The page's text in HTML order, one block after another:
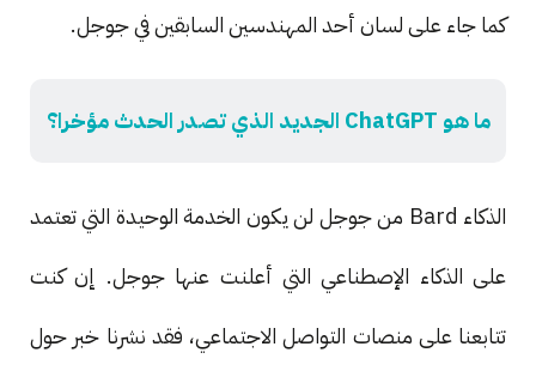
كما جاء على لسان أحد المهندسين السابقين في جوجل.
ما هو ChatGPT الجديد الذي تصدر الحدث مؤخرا؟
الذكاء Bard من جوجل لن يكون الخدمة الوحيدة التي تعتمد
على الذكاء الإصطناعي التي أعلنت عنها جوجل. إن كنت
تتابعنا على منصات التواصل الاجتماعي، فقد نشرنا خبر حول